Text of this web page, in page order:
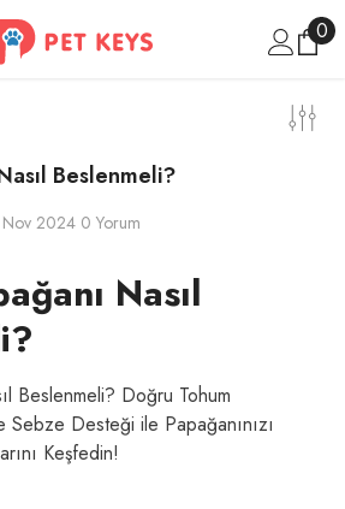
00
Beslenmeli?
2024 0 Yorum
Nasıl
Beslenmeli? Doğru Tohum
Sebze Desteği ile Papağanınızı
Keşfedin!